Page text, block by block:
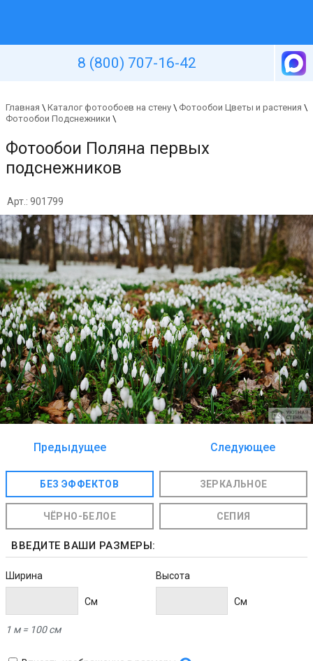
8 (800) 707-16-42
Главная \ Каталог фотообоев на стену \ Фотообои Цветы и растения \
Фотообои Подснежники \
Фотообои Поляна первых
подснежников
Арт.: 901799
Предыдущее
Следующее
БЕЗ ЭФФЕКТОВ ЗЕРКАЛЬНОЕ
ЧЁРНО-БЕЛОЕ СЕПИЯ
ВВЕДИТЕ ВАШИ РАЗМЕРЫ:
Ширина
Cм
Высота
Cм
1 м = 100 см